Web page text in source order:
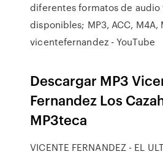
diferentes formatos de audio
disponibles; MP3, ACC, M4A,
vicentefernandez - YouTube
Descargar MP3
Fernandez Los
MP3teca
VICENTE FERNANDEZ - EL